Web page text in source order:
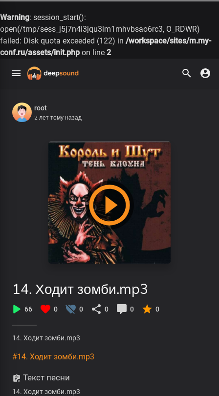
Warning: session_start():
open(/tmp/sess_j5j7n4i3jqu3im1mhvbsao6rc3, O_RDWR)
failed: Disk quota exceeded (122) in /workspace/sites/m.my-
conf.ru/assets/init.php on line 2
root
2 лет тому назад
14. Ходит зомби.mp3
66 0 0 0 0 0
14. Ходит зомби.mp3
#14. Ходит зомби.mp3
Текст песни
14. Ходит зомби.mp3